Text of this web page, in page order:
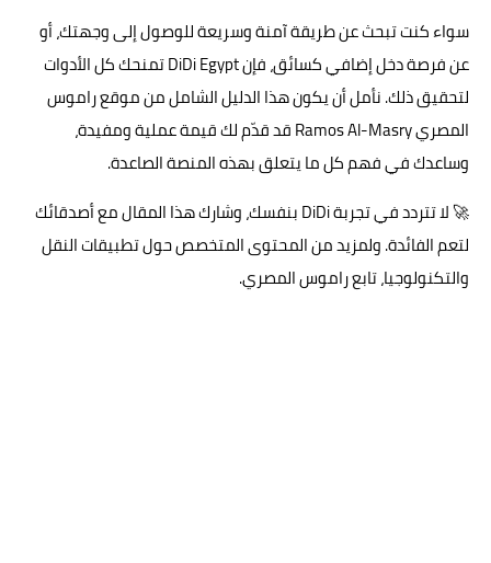
سواء كنت تبحث عن طريقة آمنة وسريعة للوصول إلى وجهتك، أو
عن فرصة دخل إضافي كسائق، فإن DiDi Egypt تمنحك كل الأدوات
لتحقيق ذلك. نأمل أن يكون هذا الدليل الشامل من موقع راموس
المصري Ramos Al-Masry قد قدّم لك قيمة عملية ومفيدة،
وساعدك في فهم كل ما يتعلق بهذه المنصة الصاعدة.
🚀 لا تتردد في تجربة DiDi بنفسك، وشارك هذا المقال مع أصدقائك
لتعم الفائدة. ولمزيد من المحتوى المتخصص حول تطبيقات النقل
والتكنولوجيا، تابع راموس المصري.